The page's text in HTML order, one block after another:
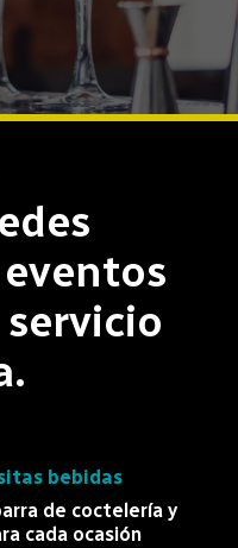
bebidas
de coctelería y
cada ocasión